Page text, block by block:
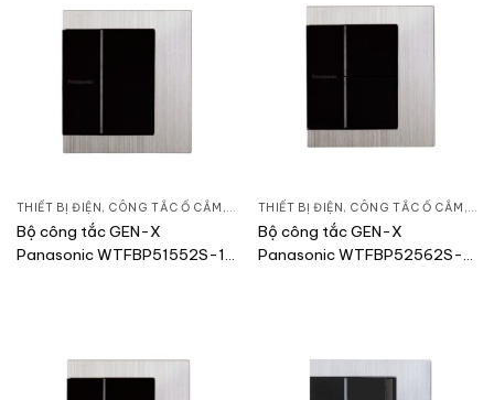
THIẾT BỊ ĐIỆN, CÔNG TẮC Ổ CẮM , DÒNG GEN-X
Bộ công tắc GEN-X
Panasonic WTFBP51552S-1-
THIẾT BỊ ĐIỆN, CÔNG TẮC Ổ CẮM ,
Bộ công tắc GEN-X
Panasonic WTFBP52562S-